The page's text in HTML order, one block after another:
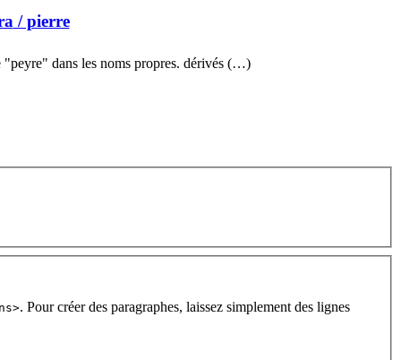
/ pierre
"peyre" dans les noms propres. dérivés (…)
. Pour créer des paragraphes, laissez simplement des lignes